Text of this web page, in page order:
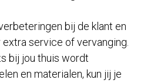
bij de klant en
service of vervanging.
bij jou thuis wordt
en materialen, kun jij je